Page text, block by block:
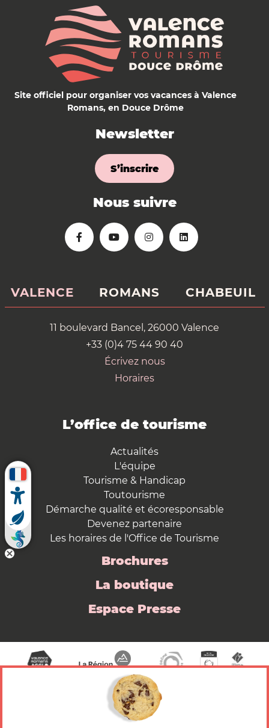
Site officiel pour organiser vos vacances à Valence
Romans, en Douce Drôme
Newsletter
S’inscrire
Nous suivre
VALENCE ROMANS CHABEUIL
11 boulevard Bancel, 26000 Valence
+33 (0)4 75 44 90 40
Écrivez nous
Horaires
L’office de tourisme
Actualités
L'équipe
Tourisme & Handicap
Toutourisme
Démarche qualité et écoresponsable
Devenez partenaire
Les horaires de l'Office de Tourisme
Brochures
La boutique
Espace Presse